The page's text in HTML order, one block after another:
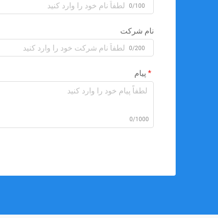
0/100
نام شرکت
0/200
پیام
0/1000